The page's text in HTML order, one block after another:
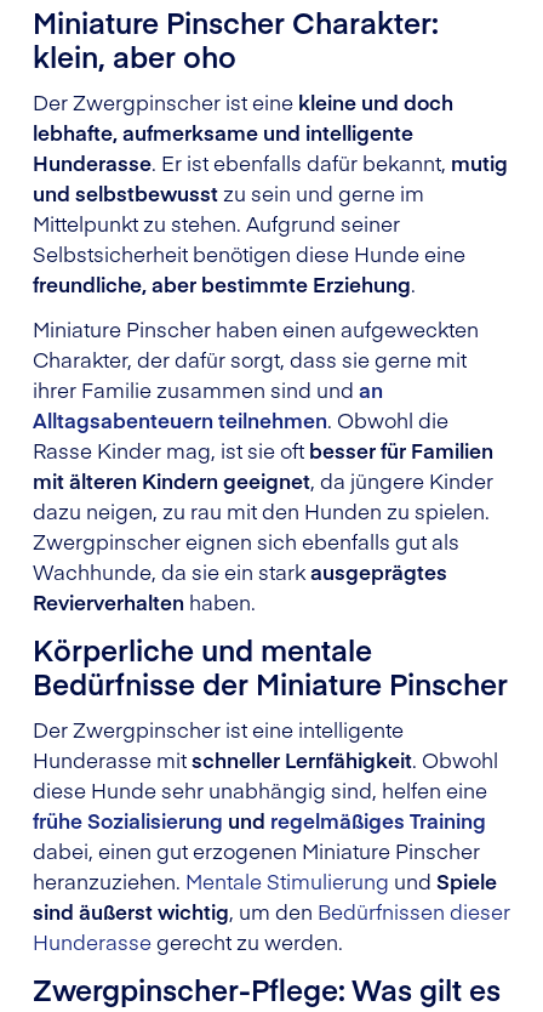
Miniature Pinscher Charakter:
klein, aber oho
Der Zwergpinscher ist eine kleine und doch
lebhafte, aufmerksame und intelligente
Hunderasse. Er ist ebenfalls dafür bekannt, mutig
und selbstbewusstzu sein und gerne im
Mittelpunkt zu stehen. Aufgrund seiner
Selbstsicherheit benötigen diese Hunde eine
freundliche, aber bestimmte Erziehung.
Miniature Pinscher haben einen aufgeweckten
Charakter, der dafür sorgt, dass sie gerne mit
ihrer Familie zusammen sind und an
Alltagsabenteuern teilnehmen. Obwohl die
Rasse Kinder mag, ist sie oft besser für Familien
mit älteren Kindern geeignet, da jüngere Kinder
dazu neigen, zu rau mit den Hunden zu spielen.
Zwergpinscher eignen sich ebenfalls gut als
Wachhunde, da sie ein starkausgeprägtes
Revierverhalten haben.
Körperliche und mentale
Bedürfnisse der Miniature Pinscher
Der Zwergpinscher ist eine intelligente
Hunderasse mitschneller Lernfähigkeit. Obwohl
diese Hunde sehr unabhängig sind, helfen eine
frühe Sozialisierung und regelmäßiges Training
dabei, einen gut erzogenen Miniature Pinscher
heranzuziehen. Mentale Stimulierung und Spiele
sind äußerst wichtig, um den Bedürfnissen dieser
Hunderassegerecht zu werden.
Zwergpinscher-Pflege: Was gilt es